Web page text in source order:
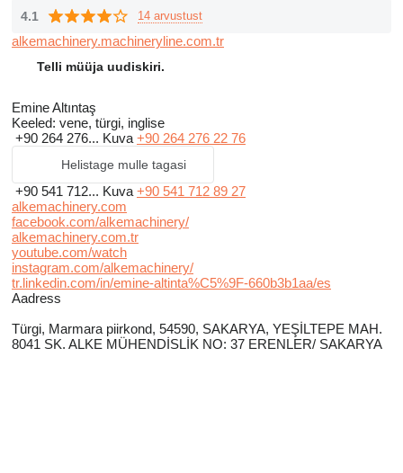
4.1 14 arvustust
alkemachinery.machineryline.com.tr
Telli müüja uudiskiri.
Emine Altıntaş
Keeled: vene, türgi, inglise
+90 264 276... Kuva +90 264 276 22 76
Helistage mulle tagasi
+90 541 712... Kuva +90 541 712 89 27
alkemachinery.com
facebook.com/alkemachinery/
alkemachinery.com.tr
youtube.com/watch
instagram.com/alkemachinery/
tr.linkedin.com/in/emine-altinta%C5%9F-660b3b1aa/es
Aadress
Türgi, Marmara piirkond, 54590, SAKARYA, YEŞİLTEPE MAH.
8041 SK. ALKE MÜHENDİSLİK NO: 37 ERENLER/ SAKARYA